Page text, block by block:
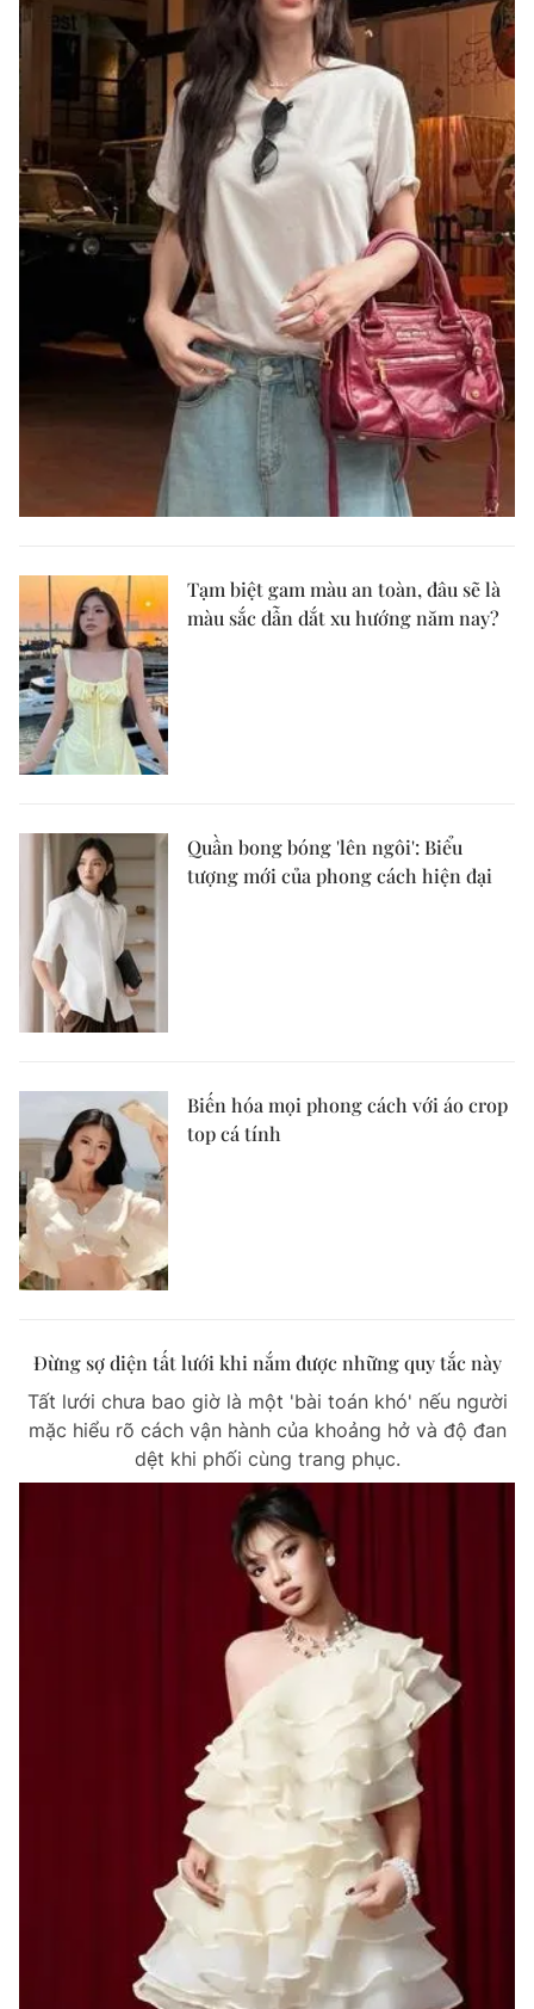
Tạm biệt gam màu an toàn, đâu sẽ là
màu sắc dẫn dắt xu hướng năm nay?
Quần bong bóng 'lên ngôi': Biểu
tượng mới của phong cách hiện đại
Biến hóa mọi phong cách với áo crop
top cá tính
Đừng sợ diện tất lưới khi nắm được những quy tắc này
Tất lưới chưa bao giờ là một 'bài toán khó' nếu người
mặc hiểu rõ cách vận hành của khoảng hở và độ đan
dệt khi phối cùng trang phục.